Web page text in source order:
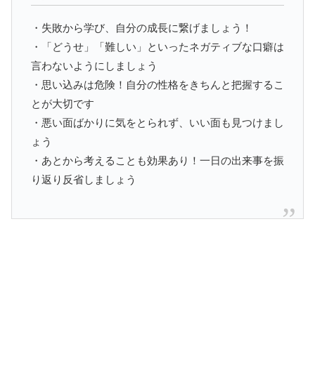
・失敗から学び、自分の成長に繋げましょう！
・「どうせ」「難しい」といったネガティブな口癖は
言わないようにしましょう
・思い込みは危険！自分の性格をきちんと把握するこ
とが大切です
・悪い面ばかりに気をとられず、いい面も見つけまし
ょう
・あとから考えることも効果あり！一日の出来事を振
り返り反省しましょう